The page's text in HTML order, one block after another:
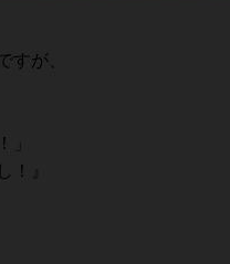
すが、
」
！』